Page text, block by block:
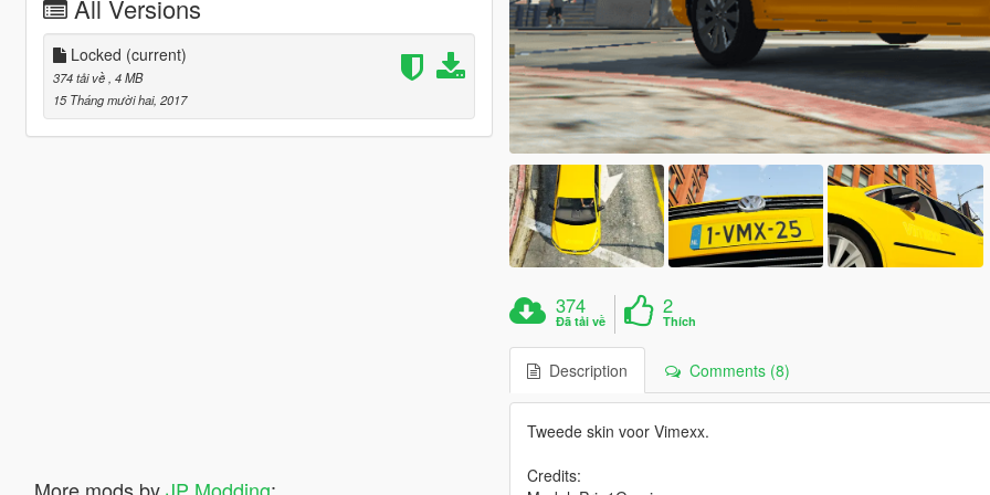
All Versions
Locked (current)
374 tải về , 4 MB
15 Tháng mười hai, 2017
More mods byJP Modding:
374
Đã tải về
2
Thích
Description Comments (8)
Tweede skin voor Vimexx.
Credits: